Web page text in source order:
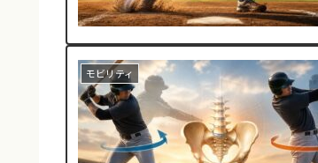
モビリティ